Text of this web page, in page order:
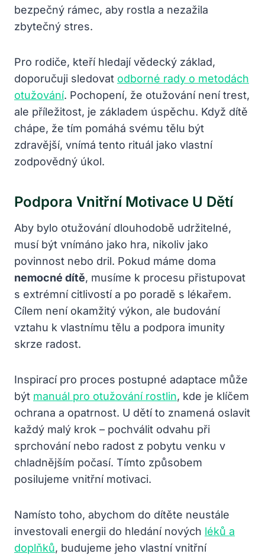
bezpečný rámec, aby rostla a nezažila
zbytečný stres.
Pro rodiče, kteří hledají vědecký základ,
doporučuji sledovat odborné rady o metodách
otužování. Pochopení, že otužování není trest,
ale příležitost, je základem úspěchu. Když dítě
chápe, že tím pomáhá svému tělu být
zdravější, vnímá tento rituál jako vlastní
zodpovědný úkol.
Podpora Vnitřní Motivace U Dětí
Aby bylo otužování dlouhodobě udržitelné,
musí být vnímáno jako hra, nikoliv jako
povinnost nebo dril. Pokud máme doma
nemocné dítě, musíme k procesu přistupovat
s extrémní citlivostí a po poradě s lékařem.
Cílem není okamžitý výkon, ale budování
vztahu k vlastnímu tělu a podpora imunity
skrze radost.
Inspirací pro proces postupné adaptace může
být manuál pro otužování rostlin, kde je klíčem
ochrana a opatrnost. U dětí to znamená oslavit
každý malý krok – pochválit odvahu při
sprchování nebo radost z pobytu venku v
chladnějším počasí. Tímto způsobem
posilujeme vnitřní motivaci.
Namísto toho, abychom do dítěte neustále
investovali energii do hledání nových léků a
doplňků, budujeme jeho vlastní vnitřní